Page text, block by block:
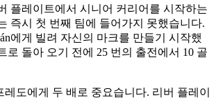
플레이트에서 시니어 커리어를 시작하는
즉시 첫 번째 팀에 들어가지 못했습니다.
에게 빌려 자신의 마크를 만들기 시작했
로 돌아 오기 전에 25 번의 출전에서 10 골
레도에게 두 배로 중요습니다. 리버 플레이